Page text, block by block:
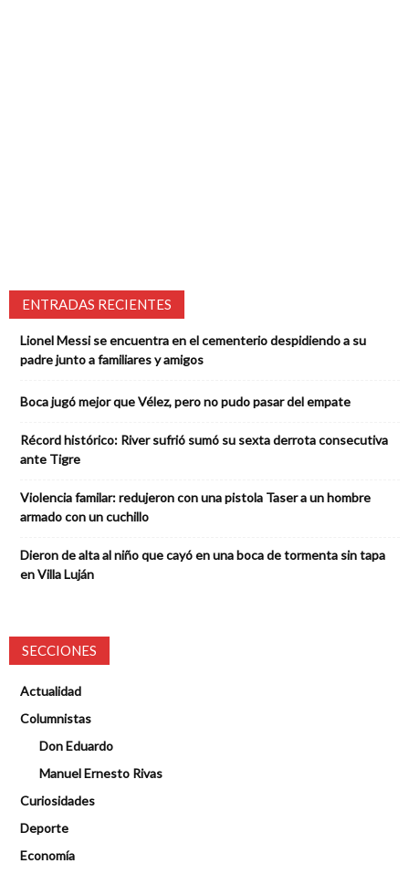
ENTRADAS RECIENTES
Lionel Messi se encuentra en el cementerio despidiendo a su
padre junto a familiares y amigos
Boca jugó mejor que Vélez, pero no pudo pasar del empate
Récord histórico: River sufrió sumó su sexta derrota consecutiva
ante Tigre
Violencia familar: redujeron con una pistola Taser a un hombre
armado con un cuchillo
Dieron de alta al niño que cayó en una boca de tormenta sin tapa
en Villa Luján
SECCIONES
Actualidad
Columnistas
Don Eduardo
Manuel Ernesto Rivas
Curiosidades
Deporte
Economía